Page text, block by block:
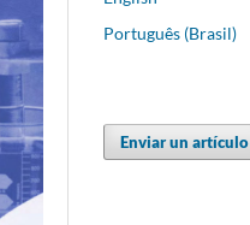
Português (Brasil)
Enviar un artículo